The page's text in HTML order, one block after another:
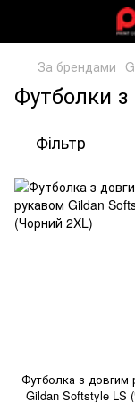
За брендами
Футболки
Фільтр
Футболка з довгим
Gildan Softstyle LS